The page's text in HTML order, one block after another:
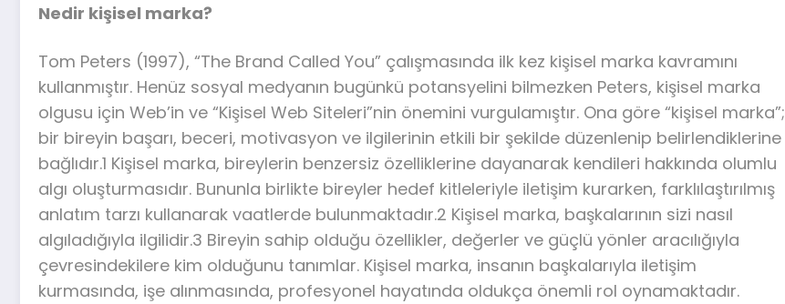
Nedir kişisel marka?
Tom Peters (1997), “The Brand Called You” çalışmasında ilk kez kişisel marka kavramını
kullanmıştır. Henüz sosyal medyanın bugünkü potansyelini bilmezken Peters, kişisel marka
olgusu için Web’in ve “Kişisel Web Siteleri”nin önemini vurgulamıştır. Ona göre “kişisel marka”;
bir bireyin başarı, beceri, motivasyon ve ilgilerinin etkili bir şekilde düzenlenip belirlendiklerine
bağlıdır.1 Kişisel marka, bireylerin benzersiz özelliklerine dayanarak kendileri hakkında olumlu
algı oluşturmasıdır. Bununla birlikte bireyler hedef kitleleriyle iletişim kurarken, farklılaştırılmış
anlatım tarzı kullanarak vaatlerde bulunmaktadır.2 Kişisel marka, başkalarının sizi nasıl
algıladığıyla ilgilidir.3 Bireyin sahip olduğu özellikler, değerler ve güçlü yönler aracılığıyla
çevresindekilere kim olduğunu tanımlar. Kişisel marka, insanın başkalarıyla iletişim
kurmasında, işe alınmasında, profesyonel hayatında oldukça önemli rol oynamaktadır.